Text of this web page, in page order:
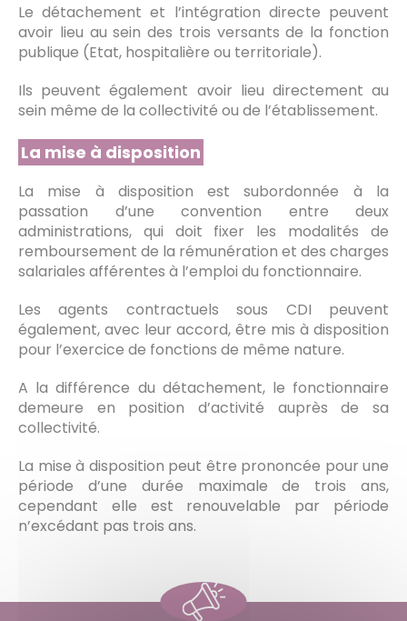
Le détachement et l’intégration directe peuvent
avoir lieu au sein des trois versants de la fonction
publique (Etat, hospitalière ou territoriale).
Ils peuvent également avoir lieu directement au
sein même de la collectivité ou de l’établissement.
La mise à disposition
La mise à disposition est subordonnée à la
passation d’une convention entre deux
administrations, qui doit fixer les modalités de
remboursement de la rémunération et des charges
salariales afférentes à l’emploi du fonctionnaire.
Les agents contractuels sous CDI peuvent
également, avec leur accord, être mis à disposition
pour l’exercice de fonctions de même nature.
A la différence du détachement, le fonctionnaire
demeure en position d’activité auprès de sa
collectivité.
La mise à disposition peut être prononcée pour une
période d’une durée maximale de trois ans,
cependant elle est renouvelable par période
n’excédant pas trois ans.